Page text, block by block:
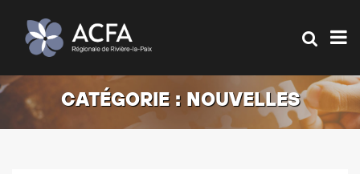
CATÉGORIE : NOUVELLES